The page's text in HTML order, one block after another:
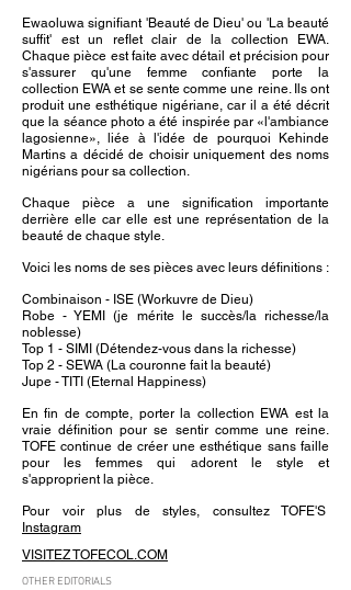
Ewaoluwa signifiant 'Beauté de Dieu' ou 'La beauté
suffit' est un reflet clair de la collection EWA.
Chaque pièce est faite avec détail et précision pour
s'assurer qu'une femme confiante porte la
collection EWA et se sente comme une reine. Ils ont
produit une esthétique nigériane, car il a été décrit
que la séance photo a été inspirée par «l'ambiance
lagosienne», liée à l'idée de pourquoi Kehinde
Martins a décidé de choisir uniquement des noms
nigérians pour sa collection.
Chaque pièce a une signification importante
derrière elle car elle est une représentation de la
beauté de chaque style.
Voici les noms de ses pièces avec leurs définitions :
Combinaison - ISE (Workuvre de Dieu)
Robe - YEMI (je mérite le succès/la richesse/la
noblesse)
Top 1 - SIMI (Détendez-vous dans la richesse)
Top 2 - SEWA (La couronne fait la beauté)
Jupe - TITI (Eternal Happiness)
En fin de compte, porter la collection EWA est la
vraie définition pour se sentir comme une reine.
TOFE continue de créer une esthétique sans faille
pour les femmes qui adorent le style et
s'approprient la pièce.
Pour voir plus de styles, consultez TOFE'S
Instagram
VISITEZ TOFECOL.COM
OTHER EDITORIALS